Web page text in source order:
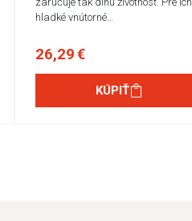
hladké vnútorné…
26,29 €
KÚPIŤ